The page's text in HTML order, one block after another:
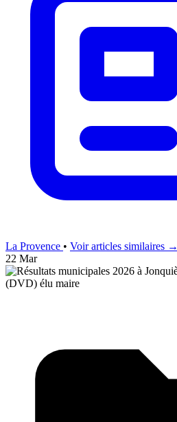
La Provence • Voir articles similaires →
22 Mar